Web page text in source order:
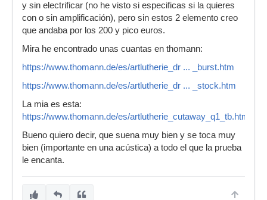
y sin electrificar (no he visto si especificas si la quieres
con o sin amplificación), pero sin estos 2 elemento creo
que andaba por los 200 y pico euros.
Mira he encontrado unas cuantas en thomann:
https://www.thomann.de/es/artlutherie_dr ... _burst.htm
https://www.thomann.de/es/artlutherie_dr ... _stock.htm
La mia es esta:
https://www.thomann.de/es/artlutherie_cutaway_q1_tb.htm
Bueno quiero decir, que suena muy bien y se toca muy
bien (importante en una acústica) a todo el que la prueba
le encanta.